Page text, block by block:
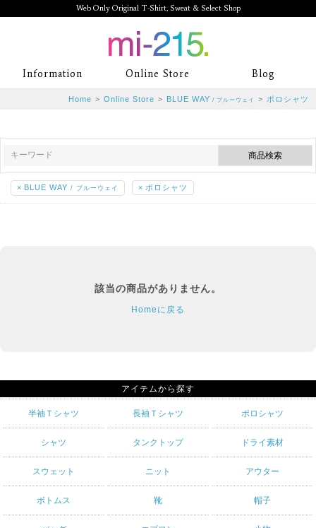
Web Only Original T-Shirt, Sweat & Select Shop
mi-215. Web Only Original T-Shirt,
Sweat & Select Shop mi-215. Tシャ
ランド専門通販
Information Online Store Blog
Home > Online Store > BLUE WAY / ブルーウェイ > ポロシャツ
× BLUE WAY / ブルーウェイ × ポロシャツ
該当の商品がありません。
Homeに戻る
アイテムから探す
半袖Ｔシャツ 長袖Ｔシャツ ポロシャツ
シャツ タンクトップ ドライ素材
スウェット ニット アウター
ボトムス 靴 帽子